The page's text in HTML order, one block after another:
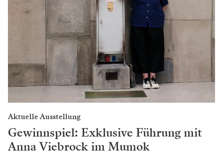
Aktuelle Ausstellung
Gewinnspiel: Exklusive Führung mit
Anna Viebrock im Mumok